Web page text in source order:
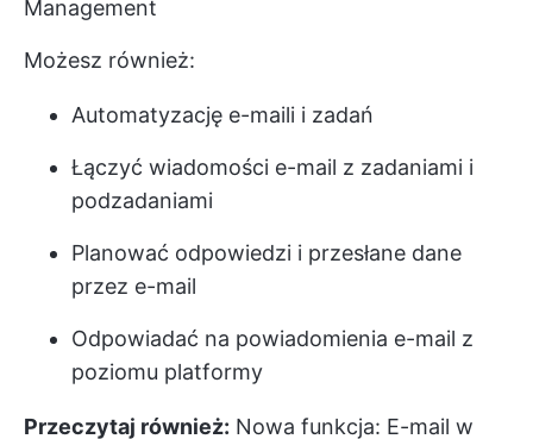
Management
Możesz również:
Automatyzację e-maili i zadań
Łączyć wiadomości e-mail z zadaniami i
podzadaniami
Planować odpowiedzi i przesłane dane
przez e-mail
Odpowiadać na powiadomienia e-mail z
poziomu platformy
Przeczytaj również: Nowa funkcja: E-mail w